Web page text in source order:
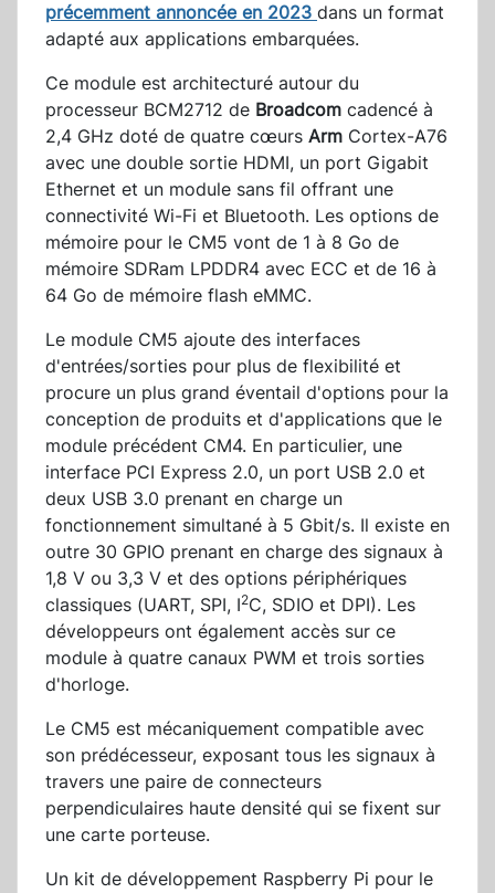
précemment annoncée en 2023 dans un format
adapté aux applications embarquées.
Ce module est architecturé autour du
processeur BCM2712 de Broadcom cadencé à
2,4 GHz doté de quatre cœurs Arm Cortex-A76
avec une double sortie HDMI, un port Gigabit
Ethernet et un module sans fil offrant une
connectivité Wi-Fi et Bluetooth. Les options de
mémoire pour le CM5 vont de 1 à 8 Go de
mémoire SDRam LPDDR4 avec ECC et de 16 à
64 Go de mémoire flash eMMC.
Le module CM5 ajoute des interfaces
d'entrées/sorties pour plus de flexibilité et
procure un plus grand éventail d'options pour la
conception de produits et d'applications que le
module précédent CM4. En particulier, une
interface PCI Express 2.0, un port USB 2.0 et
deux USB 3.0 prenant en charge un
fonctionnement simultané à 5 Gbit/s. Il existe en
outre 30 GPIO prenant en charge des signaux à
1,8 V ou 3,3 V et des options périphériques
classiques (UART, SPI, I2C, SDIO et DPI). Les
développeurs ont également accès sur ce
module à quatre canaux PWM et trois sorties
d'horloge.
Le CM5 est mécaniquement compatible avec
son prédécesseur, exposant tous les signaux à
travers une paire de connecteurs
perpendiculaires haute densité qui se fixent sur
une carte porteuse.
Un kit de développement Raspberry Pi pour le